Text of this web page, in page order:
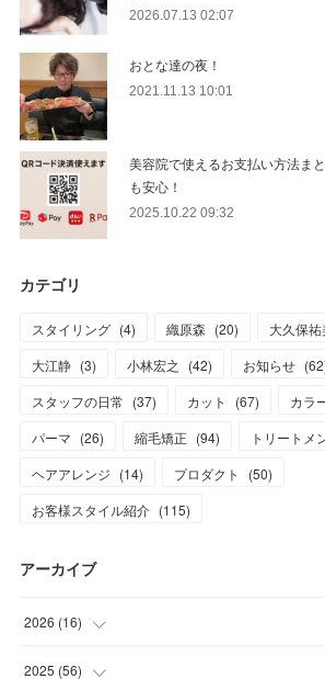
2026.07.13 02:07
おとな達の夜！
2021.11.13 10:01
美容院で使えるお支払い方法ま
も安心！
2025.10.22 09:32
カテゴリ
スタイリング (4) 織原森 (20) 大久保祐
大江静 (3) 小林宏之 (42) お知らせ (62
スタッフの日常 (37) カット (67) カラ
パーマ (26) 縮毛矯正 (94) トリートメ
ヘアアレンジ (14) プロダクト (50)
お客様スタイル紹介 (115)
アーカイブ
2026 (16)
(1
2025 (56)